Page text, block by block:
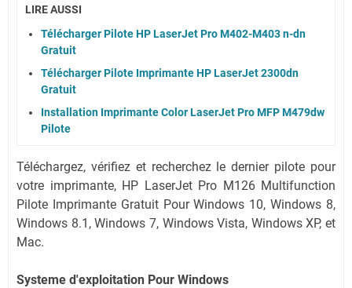
LIRE AUSSI
Télécharger Pilote HP LaserJet Pro M402-M403 n-dn
Gratuit
Télécharger Pilote Imprimante HP LaserJet 2300dn
Gratuit
Installation Imprimante Color LaserJet Pro MFP M479dw
Pilote
Téléchargez, vérifiez et recherchez le dernier pilote pour
votre imprimante, HP LaserJet Pro M126 Multifunction
Pilote Imprimante Gratuit Pour Windows 10, Windows 8,
Windows 8.1, Windows 7, Windows Vista, Windows XP, et
Mac.
Systeme d'exploitation Pour Windows